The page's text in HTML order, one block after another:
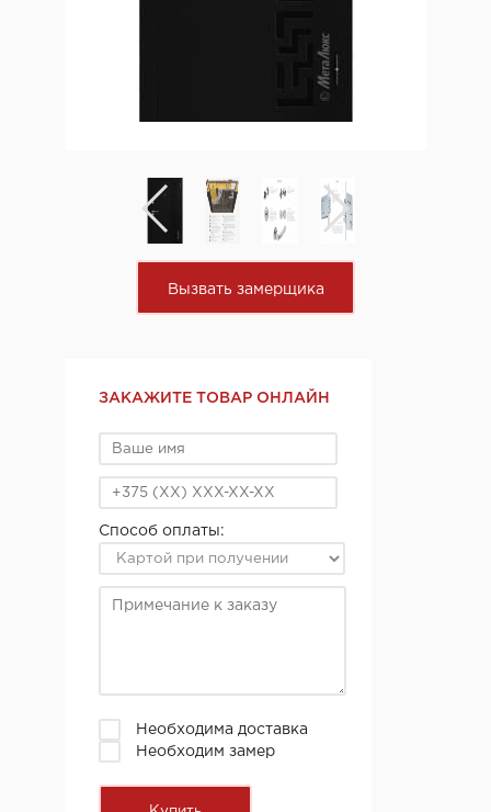
Вызвать замерщика
ЗАКАЖИТЕ ТОВАР ОНЛАЙН
Способ оплаты:
Необходима доставка
Необходим замер